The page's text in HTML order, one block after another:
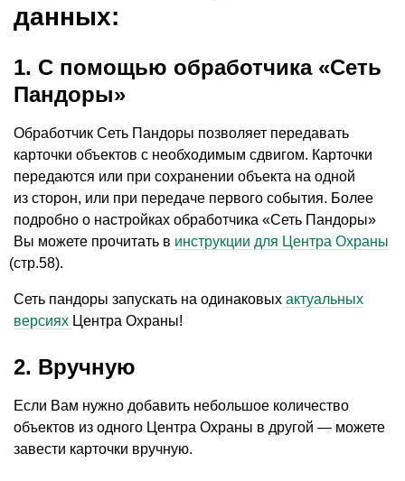
данных:
1. С помощью обработчика «Сеть
Пандоры»
Обработчик Сеть Пандоры позволяет передавать
карточки объектов с необходимым сдвигом. Карточки
передаются или при сохранении объекта на одной
из сторон, или при передаче первого события. Более
подробно о настройках обработчика «Сеть Пандоры»
Вы можете прочитать в инструкции для Центра Охраны
(стр.58).
Сеть пандоры запускать на одинаковых актуальных
версиях Центра Охраны!
2. Вручную
Если Вам нужно добавить небольшое количество
объектов из одного Центра Охраны в другой — можете
завести карточки вручную.